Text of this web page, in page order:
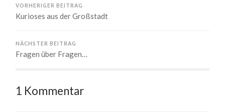
VORHERIGER BEITRAG
Kurioses aus der Großstadt
NÄCHSTER BEITRAG
Fragen über Fragen…
1 Kommentar